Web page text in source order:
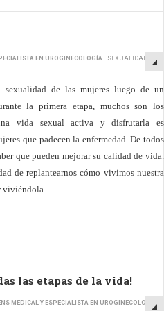
EN UROGINECOLOGÍA SEXUALIDAD
de las mujeres luego de un
la primera etapa, muchos son los
vida sexual activa y disfrutarla es
que padecen la enfermedad. De todos
que pueden mejorar su calidad de vida.
de replantearnos cómo vivimos nuestra
viviéndola.
las etapas de la vida!
MEDICAL Y ESPECIALISTA EN UROGINECOLOGÍA